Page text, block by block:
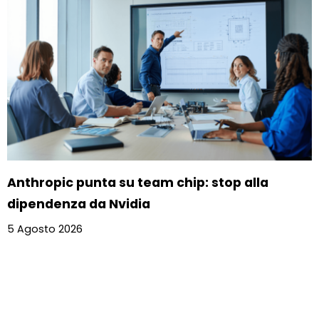
Anthropic punta su team chip: stop alla
dipendenza da Nvidia
5 Agosto 2026